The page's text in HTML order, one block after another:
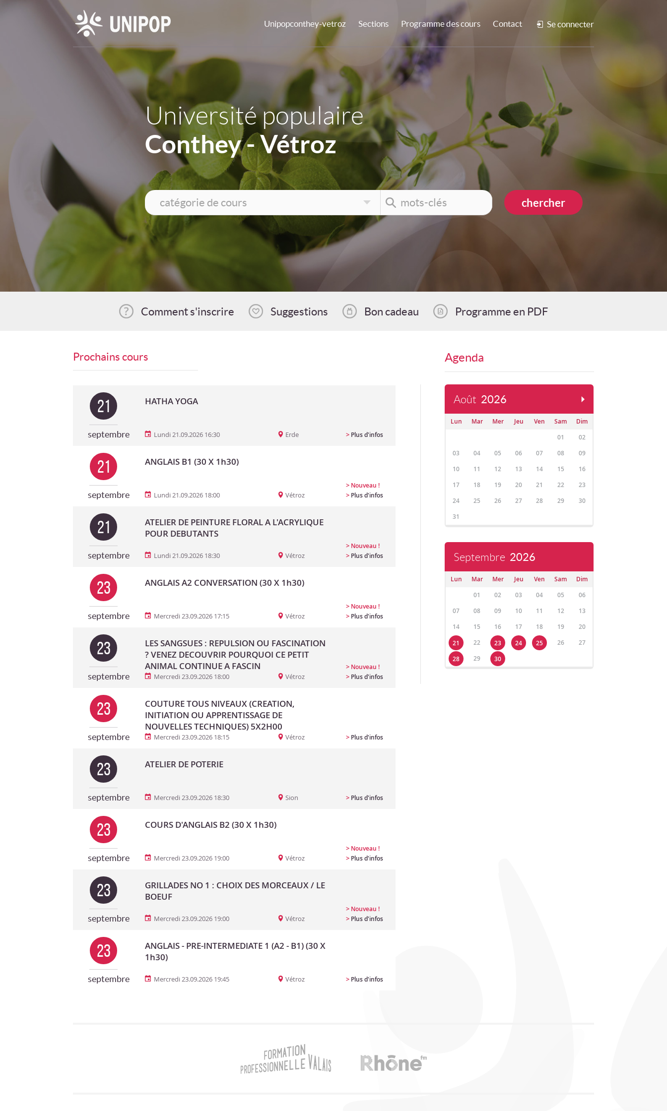
Unipopconthey-vetroz Sections Programme des cours Contact Se connecter
Université populaire
Conthey - Vétroz
Comment s'inscrire Suggestions Bon cadeau Programme en PDF
Prochains cours
21
septembre
HATHA YOGA
Lundi 21.09.2026 16:30 Erde > Plus d'infos
21
septembre
ANGLAIS B1 (30 X 1h30)
Lundi 21.09.2026 18:00 Vétroz
> Nouveau !
> Plus d'infos
21
septembre
ATELIER DE PEINTURE FLORAL A L'ACRYLIQUE
POUR DEBUTANTS
Lundi 21.09.2026 18:30 Vétroz
> Nouveau !
> Plus d'infos
23
septembre
ANGLAIS A2 CONVERSATION (30 X 1h30)
Mercredi 23.09.2026 17:15 Vétroz
> Nouveau !
> Plus d'infos
23
septembre
LES SANGSUES : REPULSION OU FASCINATION
? VENEZ DECOUVRIR POURQUOI CE PETIT
ANIMAL CONTINUE A FASCIN
Mercredi 23.09.2026 18:00 Vétroz
> Nouveau !
> Plus d'infos
23
septembre
COUTURE TOUS NIVEAUX (CREATION,
INITIATION OU APPRENTISSAGE DE
NOUVELLES TECHNIQUES) 5X2H00
Mercredi 23.09.2026 18:15 Vétroz > Plus d'infos
23
septembre
ATELIER DE POTERIE
Mercredi 23.09.2026 18:30 Sion > Plus d'infos
23
septembre
COURS D'ANGLAIS B2 (30 X 1h30)
Mercredi 23.09.2026 19:00 Vétroz
> Nouveau !
> Plus d'infos
23
septembre
GRILLADES NO 1 : CHOIX DES MORCEAUX / LE
BOEUF
Mercredi 23.09.2026 19:00 Vétroz
> Nouveau !
> Plus d'infos
23
septembre
ANGLAIS - PRE-INTERMEDIATE 1 (A2 - B1) (30 X
1h30)
Mercredi 23.09.2026 19:45 Vétroz > Plus d'infos
Agenda
Août 2026
Lun Mar Mer Jeu Ven Sam
Dim
01
02
03
04 05 06 07 08
09
10
11 12 13 14 15
16
17
18 19 20 21 22
23
24
25 26 27 28 29
30
31
Septembre 2026
Lun Mar Mer Jeu Ven Sam
Dim
01
02 03 04 05
06
07
08 09 10 11 12
13
14
15 16 17 18 19
20
21
22 23 24 25 26
27
28
29 30